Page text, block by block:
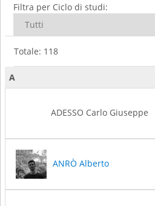
Filtra per Ciclo di studi:
Totale: 118
A
ADESSO Carlo Giuseppe
ANRÒ Alberto